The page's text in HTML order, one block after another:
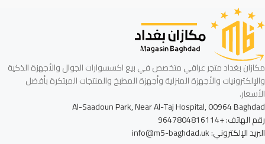
مكازان بغداد متجر عراقي متخصص في بيع اكسسوارات الجوال والأجهزة الذكية
والإلكترونيات والأجهزة المنزلية وأجهزة المطبخ والمنتجات المبتكرة بأفضل
الأسعار.
Al-Saadoun Park, Near Al-Taj Hospital, 00964 Baghdad
رقم الهاتف: +9647804816114
البريد الإلكتروني: info@m5-baghdad.uk